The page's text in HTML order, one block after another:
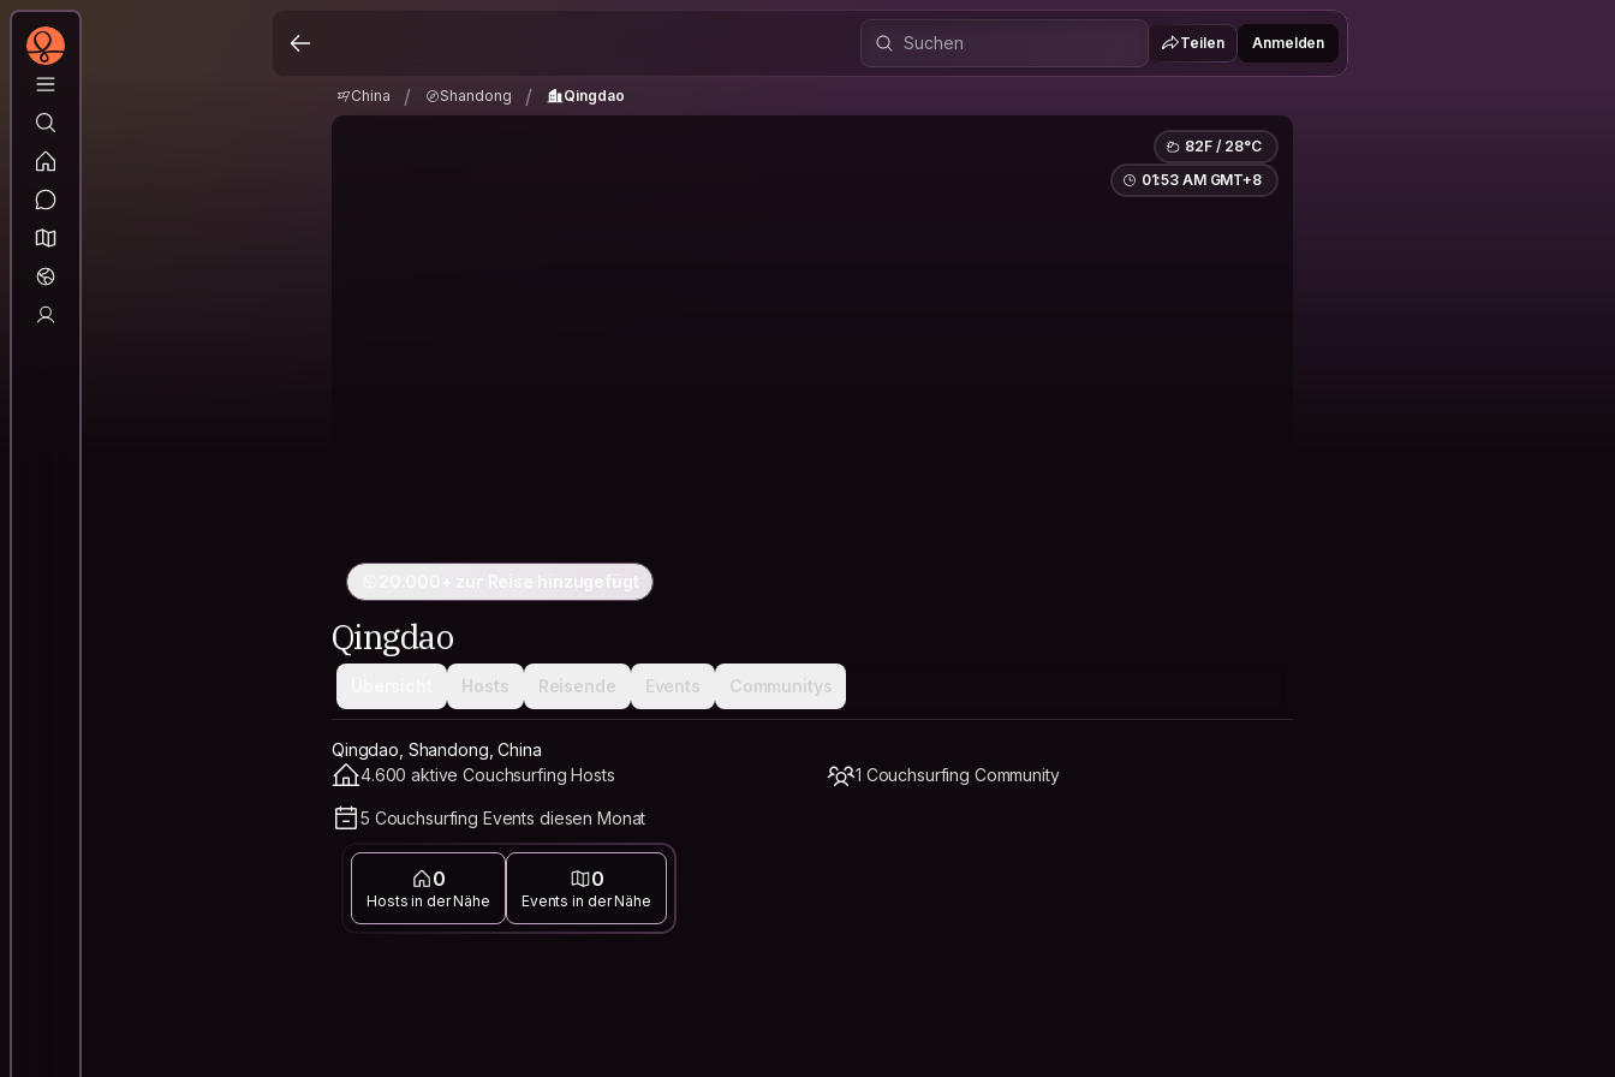
Teilen Anmelden
China / Shandong / Qingdao
82F / 28°C
01:53 AM GMT+8
20.000+ zur Reise hinzugefügt
Qingdao
Hosts Reisende Events Communitys
Qingdao, Shandong, China
4.600 aktive Couchsurfing Hosts
1 Couchsurfing Community
5 Couchsurfing Events diesen Monat
0
Hosts in der Nähe
0
Events in der Nähe